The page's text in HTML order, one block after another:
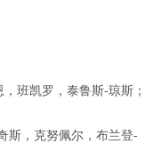
班凯罗，泰鲁斯-琼斯；
斯，克努佩尔，布兰登-